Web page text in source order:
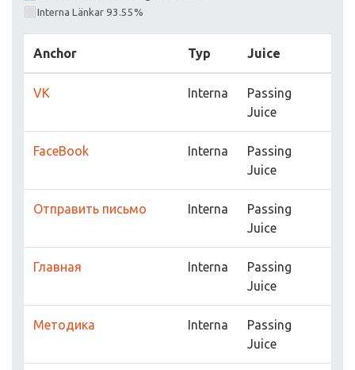
Interna Länkar 93.55%
Anchor Typ Juice
VK Interna
Passing
Juice
FaceBook Interna
Passing
Juice
Отправить письмо Interna
Passing
Juice
Главная Interna
Passing
Juice
Методика Interna
Passing
Juice